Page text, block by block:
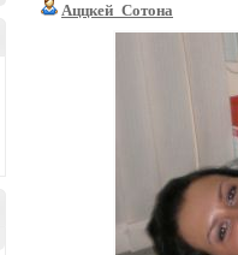
Аццкей_Сотона